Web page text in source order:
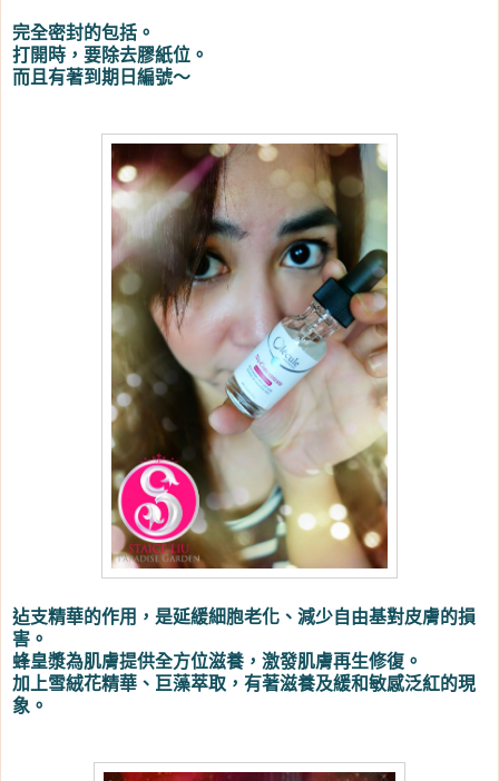
完全密封的包括。
打開時，要除去膠紙位。
而且有著到期日編號～
迠支精華的作用，是延緩細胞老化、減少自由基對皮膚的損
害。
蜂皇漿為肌膚提供全方位滋養，激發肌膚再生修復。
加上雪絨花精華、巨藻萃取，有著滋養及緩和敏感泛紅的現
象。